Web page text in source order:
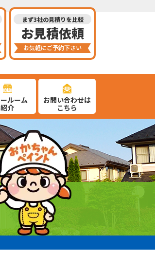
まず3社の見積りを比較
お見積依頼
お気軽にご予約下さい
ルーム
紹介
お問い合わせは
こちら